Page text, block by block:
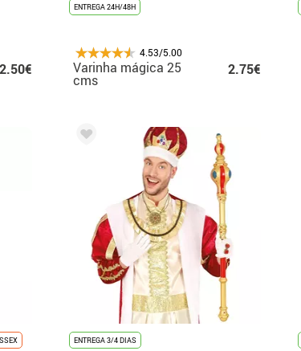
2.50€
ENTREGA 24H/48H
4.53/5.00
Varinha mágica 25
cms
2.75€
ENTREGA 3/4 DIAS